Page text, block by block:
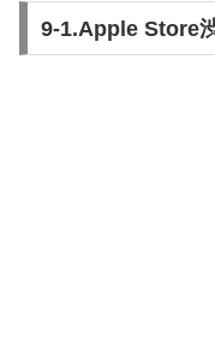
9-1.Apple Store